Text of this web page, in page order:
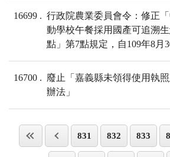
16699
行政院農業委員會令：修正
動學校午餐採用國產可追溯
點」第7點規定，自109年8月
16700
廢止「嘉義縣未領得使用執
辦法」
831 832 833